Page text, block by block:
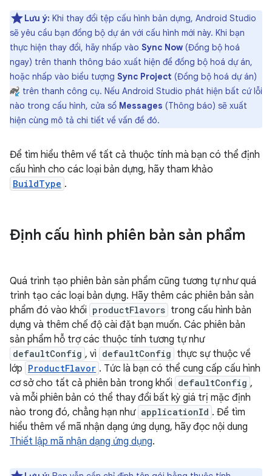
Lưu ý: Khi thay đổi tệp cấu hình bản dựng, Android Studio
sẽ yêu cầu bạn đồng bộ dự án với cấu hình mới này. Khi bạn
thực hiện thay đổi, hãy nhấp vào Sync Now (Đồng bộ hoá
ngay) trên thanh thông báo xuất hiện để đồng bộ hoá dự án,
hoặc nhấp vào biểu tượng Sync Project (Đồng bộ hoá dự án)
trên thanh công cụ. Nếu Android Studio phát hiện bất cứ lỗi
nào trong cấu hình, cửa sổ Messages (Thông báo) sẽ xuất
hiện cùng mô tả chi tiết về vấn đề đó.
Để tìm hiểu thêm về tất cả thuộc tính mà bạn có thể định
cấu hình cho các loại bản dựng, hãy tham khảo
BuildType .
Định cấu hình phiên bản sản phẩm
Quá trình tạo phiên bản sản phẩm cũng tương tự như quá
trình tạo các loại bản dựng. Hãy thêm các phiên bản sản
phẩm đó vào khối productFlavors trong cấu hình bản
dựng và thêm chế độ cài đặt bạn muốn. Các phiên bản
sản phẩm hỗ trợ các thuộc tính tương tự như
defaultConfig , vì defaultConfig thực sự thuộc về
lớp ProductFlavor . Tức là bạn có thể cung cấp cấu hình
cơ sở cho tất cả phiên bản trong khối defaultConfig ,
và mỗi phiên bản có thể thay đổi bất kỳ giá trị mặc định
nào trong đó, chẳng hạn như applicationId . Để tìm
hiểu thêm về mã nhận dạng ứng dụng, hãy đọc nội dung
Thiết lập mã nhận dạng ứng dụng.